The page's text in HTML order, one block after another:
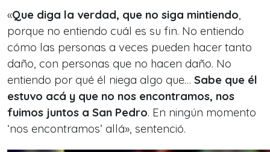
«Que diga la verdad, que no siga mintiendo,
porque no entiendo cuál es su fin. No entiendo
cómo las personas a veces pueden hacer tanto
daño, con personas que no hacen daño. No
entiendo por qué él niega algo que… Sabe que él
estuvo acá y que no nos encontramos, nos
fuimos juntos a San Pedro. En ningún momento
‘nos encontramos’ allá», sentenció.